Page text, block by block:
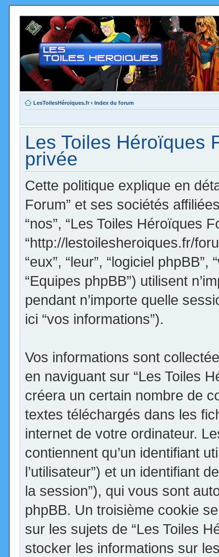
LesToilesHéroïques.fr ‹ Index du forum
Les Toiles Héroïques
privée
Cette politique explique en
Forum” et ses sociétés
“nos”, “Les Toiles Héroïques
“http://lestoilesheroiques.fr/
“eux”, “leur”, “logiciel
“Equipes phpBB”) utilisent
pendant n’importe quelle
ici “vos informations”).
Vos informations sont
en naviguant sur “Les Toiles
créera un certain nombre de
textes téléchargés dans les
internet de votre ordinateur.
contiennent qu’un identifiant
l’utilisateur”) et un identifiant
la session”), qui vous sont
phpBB. Un troisième cookie
sur les sujets de “Les Toiles
stocker les informations sur